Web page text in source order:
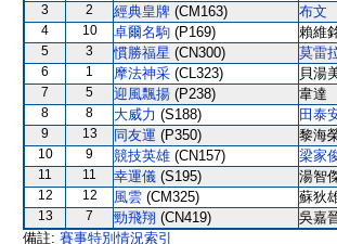
3 2 經典皇牌 (CM163) 布文
4 10 卓爾名駒 (P169) 賴維
5 3 慣勝福星 (CN300) 莫雷
6 1 摩法神采 (CL323) 貝湯
7 5 迎風飄揚 (P238) 韋達
8 8 大威力 (S188) 田泰
9 13 同友運 (P350) 黎海
10 9 競技英雄 (CN157) 梁家
11 11 幸運儀 (S195) 湯智
12 12 風雲 (CM325) 蘇狄
13 7 勁飛翔 (CN419) 吳嘉
備註: 賽事特別情況索引